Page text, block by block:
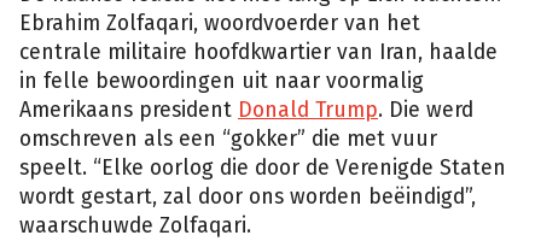
Ebrahim Zolfaqari, woordvoerder van het
centrale militaire hoofdkwartier van Iran, haalde
in felle bewoordingen uit naar voormalig
Amerikaans president Donald Trump. Die werd
omschreven als een “gokker” die met vuur
speelt. “Elke oorlog die door de Verenigde Staten
wordt gestart, zal door ons worden beëindigd”,
waarschuwde Zolfaqari.